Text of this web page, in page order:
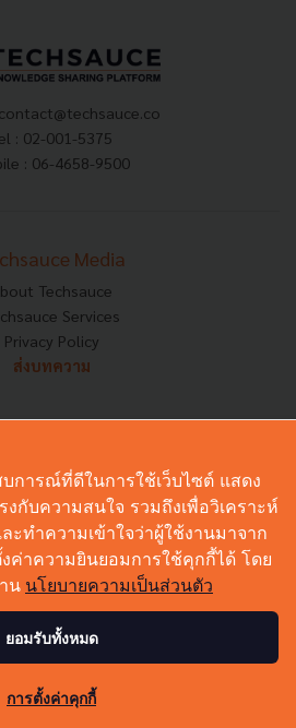
contact@techsauce.co
: 02-001-5375
: 06-4658-9500
Media
Techsauce
Services
Privacy Policy
ส่งบทความ
Global Summit
Visit Website
Tags
Innovation
Transformation
E-Commerce
Startup
Category
บการณ์ที่ดีในการใช้เว็บไซต์ แสดง
กับความสนใจ รวมถึงเพื่อวิเคราะห์
ะทำความเข้าใจว่าผู้ใช้งานมาจาก
ค่าความยินยอมการใช้คุกกี้ได้ โดย
น นโยบายความเป็นส่วนตัว
ยอมรับทั้งหมด
การตั้งค่าคุกกี้